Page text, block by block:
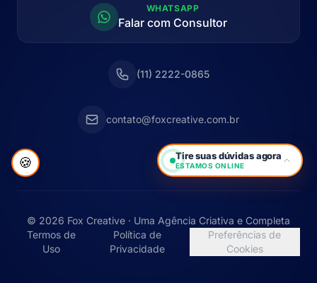
WHATSAPP
Falar com Consultor
(11) 2222-0865
contato@foxcreative.com.br
© 2026 Fox Creative · Uma Agência Criativa e Completa
Termos de
Uso
Política de
Privacidade
Preferências de
Cookies
Tire suas dúvidas agora
ESTAMOS ONLINE
🍪